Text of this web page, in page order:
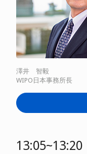
澤井 智毅
WIPO日本事務所長
13:05~13:20